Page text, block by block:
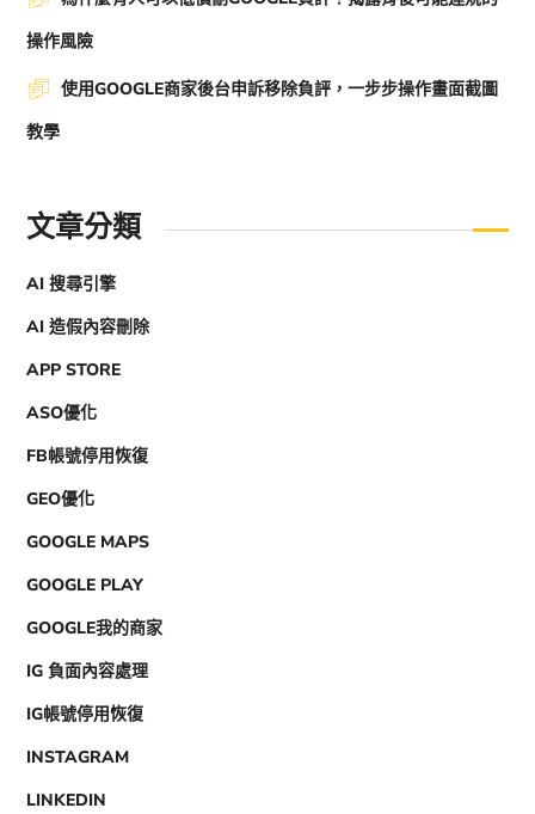
操作風險
使用GOOGLE商家後台申訴移除負評，一步步操作畫面截圖
教學
文章分類
AI 搜尋引擎
AI 造假內容刪除
APP STORE
ASO優化
FB帳號停用恢復
GEO優化
GOOGLE MAPS
GOOGLE PLAY
GOOGLE我的商家
IG 負面內容處理
IG帳號停用恢復
INSTAGRAM
LINKEDIN